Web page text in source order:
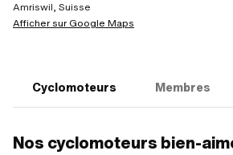
Amriswil, Suisse
Afficher sur Google Maps
Cyclomoteurs Membres
Nos cyclomoteurs bien-